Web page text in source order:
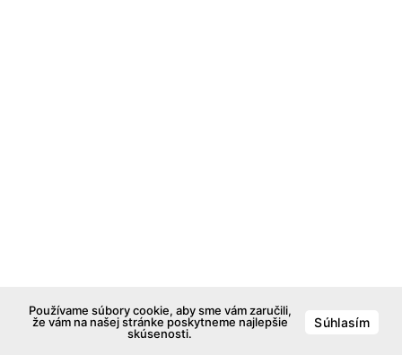
Používame súbory cookie, aby sme vám zaručili,
že vám na našej stránke poskytneme najlepšie
skúsenosti.
Súhlasím